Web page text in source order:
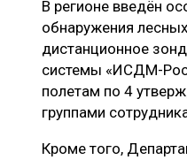
ПРОИЗВОДСТВО
В регионе введён
обнаружения
дистанционное
системы «ИСДМ-
полетам по 4
группами
Кроме того,